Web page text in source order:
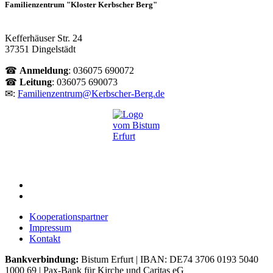
Familienzentrum "Kloster Kerbscher Berg"
Kefferhäuser Str. 24
37351 Dingelstädt
☎ Anmeldung: 036075 690072
☎ Leitung: 036075 690073
✉: Familienzentrum@Kerbscher-Berg.de
Kooperationspartner
Impressum
Kontakt
Bankverbindung: Bistum Erfurt | IBAN: DE74 3706 0193 5040
1000 69 | Pax-Bank für Kirche und Caritas eG